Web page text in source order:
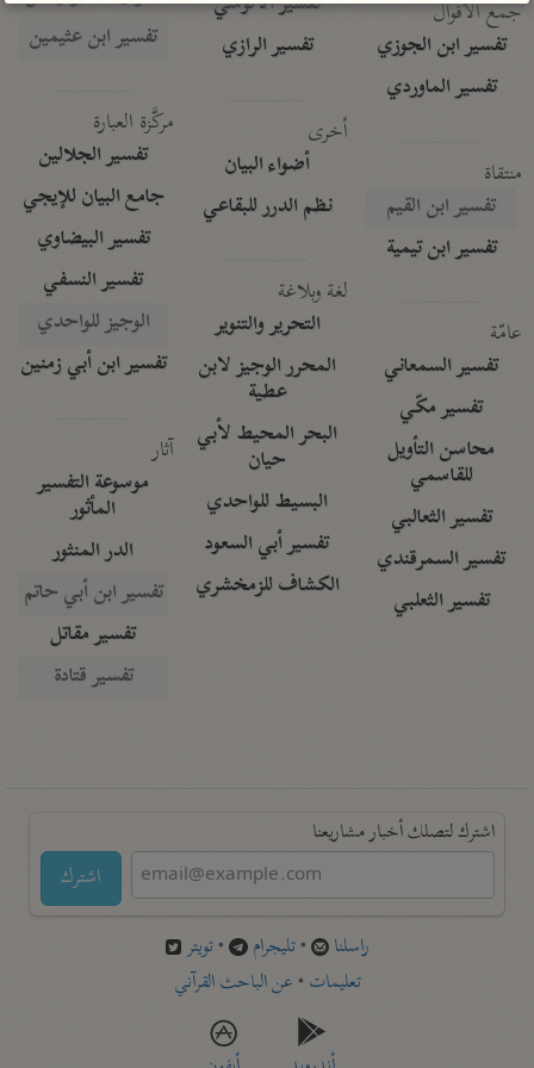
جمع الأقوال
تفسير ابن الجوزي
تفسير الماوردي
منتقاة
تفسير ابن القيم
تفسير ابن تيمية
عامّة
تفسير السمعاني
تفسير مكّي
محاسن التأويل
للقاسمي
تفسير الثعالبي
تفسير السمرقندي
تفسير الثعلبي
تفسير الرازي
أخرى
أضواء البيان
نظم الدرر للبقاعي
لغة وبلاغة
التحرير والتنوير
المحرر الوجيز لابن
عطية
البحر المحيط لأبي
حيان
البسيط للواحدي
تفسير أبي السعود
الكشاف للزمخشري
تفسير ابن عثيمين
مركَّزة العبارة
تفسير الجلالين
جامع البيان للإيجي
تفسير البيضاوي
تفسير النسفي
الوجيز للواحدي
تفسير ابن أبي زمنين
آثار
موسوعة التفسير
المأثور
الدر المنثور
تفسير ابن أبي حاتم
تفسير مقاتل
تفسير قتادة
اشترك لتصلك أخبار مشاريعنا
اشترك
راسلنا •تليجرام •تويتر
تعليمات •عن الباحث القرآني